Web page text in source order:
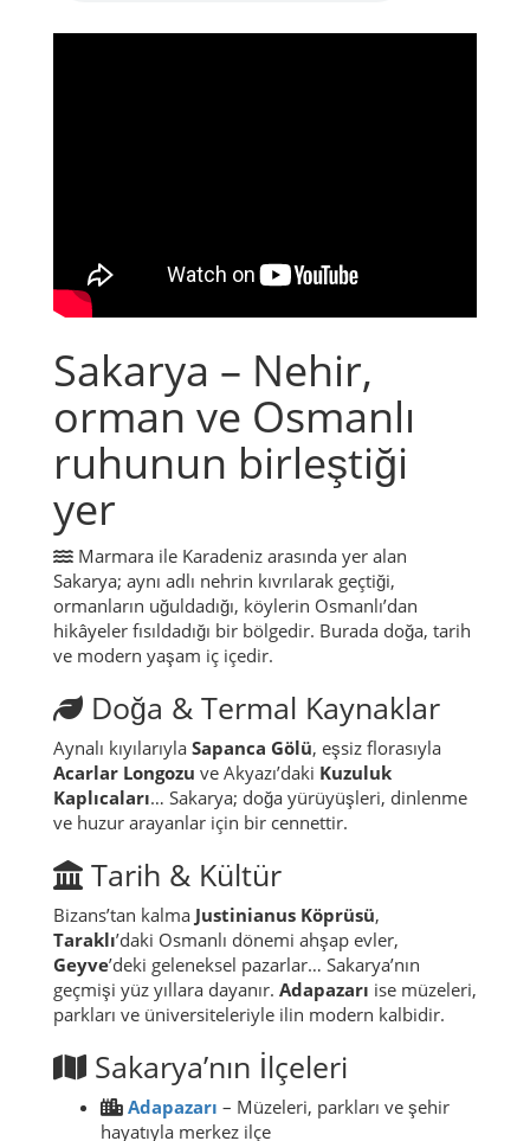
Sakarya – Nehir,
orman ve Osmanlı
ruhunun birleştiği
yer
Marmara ile Karadeniz arasında yer alan
Sakarya; aynı adlı nehrin kıvrılarak geçtiği,
ormanların uğuldadığı, köylerin Osmanlı’dan
hikâyeler fısıldadığı bir bölgedir. Burada doğa, tarih
ve modern yaşam iç içedir.
Doğa & Termal Kaynaklar
Aynalı kıyılarıyla Sapanca Gölü, eşsiz florasıyla
Acarlar Longozu ve Akyazı’daki Kuzuluk
Kaplıcaları… Sakarya; doğa yürüyüşleri, dinlenme
ve huzur arayanlar için bir cennettir.
Tarih & Kültür
Bizans’tan kalma Justinianus Köprüsü,
Taraklı’daki Osmanlı dönemi ahşap evler,
Geyve’deki geleneksel pazarlar… Sakarya’nın
geçmişi yüz yıllara dayanır. Adapazarı ise müzeleri,
parkları ve üniversiteleriyle ilin modern kalbidir.
Sakarya’nın İlçeleri
Adapazarı – Müzeleri, parkları ve şehir
hayatıyla merkez ilçe